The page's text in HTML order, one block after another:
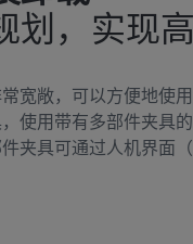
划，实现
宽敞，可以方便地使
使用带有多部件夹具的
夹具可通过人机界面